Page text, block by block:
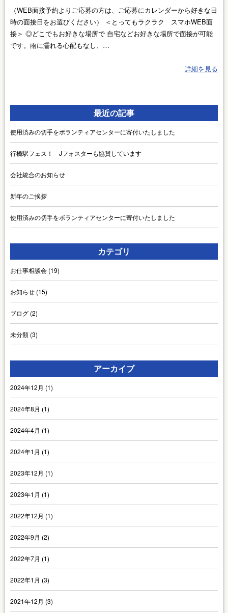
（WEB面接予約よりご応募の方は、ご応募にカレンダーから好きな日
時の面接日をお選びください） ＜とってもラクラク スマホWEB面
接＞ ◎どこでもお好きな場所で 自宅などお好きな場所で面接が可能
です。雨に濡れる心配もなし、…
詳細を見る
最近の記事
使用済みの切手をボランティアセンターに寄付いたしました
行橋駅フェス！ Jフォスターも協賛しています
会社統合のお知らせ
新年のご挨拶
使用済みの切手をボランティアセンターに寄付いたしました
カテゴリ
お仕事相談会 (19)
お知らせ (15)
ブログ (2)
未分類 (3)
アーカイブ
2024年12月 (1)
2024年8月 (1)
2024年4月 (1)
2024年1月 (1)
2023年12月 (1)
2023年1月 (1)
2022年12月 (1)
2022年9月 (2)
2022年7月 (1)
2022年1月 (3)
2021年12月 (3)